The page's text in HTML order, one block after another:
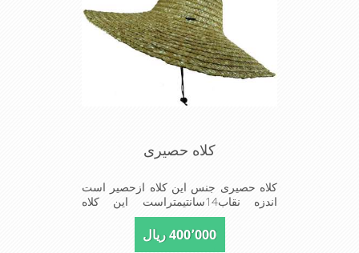
کلاه حصیری
کلاه حصیری جنس این کلاه ازحصیر است
اندزه نقاب14سانتیمتراست این کلاه
مخصوص گردشگری کوهنوردی و پیاده
روی های طولانی مدت است سبک ودارای
لبه های بلند برای جلوگیری بیشترازتابش
400٬000 ریال